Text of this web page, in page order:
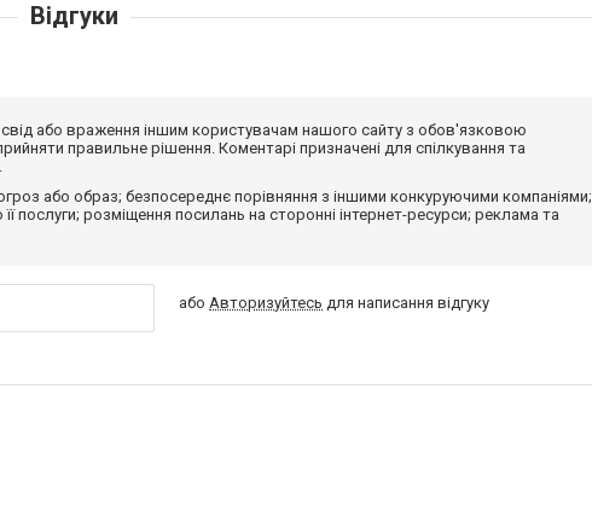
Відгуки
або враження іншим користувачам нашого сайту з обов'язковою
правильне рішення. Коментарі призначені для спілкування та
або образ; безпосереднє порівняння з іншими конкуруючими компаніями;
послуги; розміщення посилань на сторонні інтернет-ресурси; реклама та
абоАвторизуйтесь для написання відгуку